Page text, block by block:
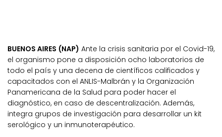
BUENOS AIRES (NAP) Ante la crisis sanitaria por el Covid-19,
el organismo pone a disposición ocho laboratorios de
todo el país y una decena de científicos calificados y
capacitados con el ANLIS-Malbrán y la Organización
Panamericana de la Salud para poder hacer el
diagnóstico, en caso de descentralización. Además,
integra grupos de investigación para desarrollar un kit
serológico y un inmunoterapéutico.